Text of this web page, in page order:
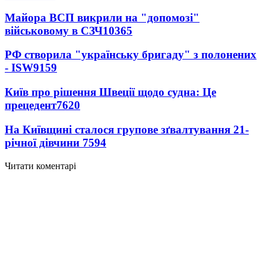
Майора ВСП викрили на "допомозі"
військовому в СЗЧ10365
РФ створила "українську бригаду" з полонених
- ISW9159
Київ про рішення Швеції щодо судна: Це
прецедент7620
На Київщині сталося групове зґвалтування 21-
річної дівчини 7594
Читати коментарі